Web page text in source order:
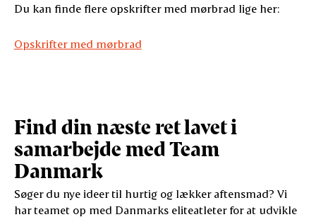
Du kan finde flere opskrifter med mørbrad lige her:
Opskrifter med mørbrad
Find din næste ret lavet i
samarbejde med Team
Danmark
Søger du nye ideer til hurtig og lækker aftensmad? Vi
har teamet op med Danmarks eliteatleter for at udvikle